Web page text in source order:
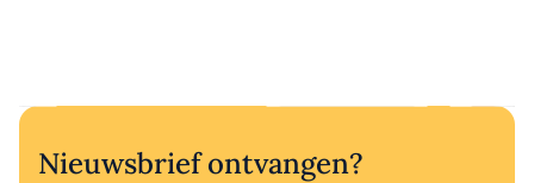
Nieuwsbrief ontvangen?